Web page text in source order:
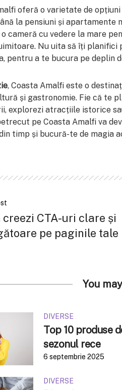
oferă o varietate de
la pensiuni și apartamente
cameră cu vedere la mare
Nu uita să îți
pentru a te bucura pe deplin
, Coasta Amalfi este o
și gastronomie. Fie că te
explorezi atracțiile istorice
pe Coasta Amalfi va
timp și bucură-te de magia
creezi CTA-uri clare și
pe paginile tale
You
DIVERSE
Top 10 produse
sezonul rece
6 septembrie 2025
DIVERSE